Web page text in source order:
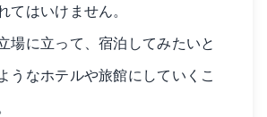
てはいけません。
場に立って、宿泊してみたいと
うなホテルや旅館にしていくこ